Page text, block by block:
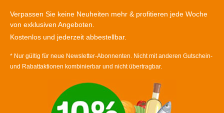
Verpassen Sie keine Neuheiten mehr & profitieren jede Woche
von exklusiven Angeboten.
Kostenlos und jederzeit abbestellbar.
* Nur gültig für neue Newsletter-Abonnenten. Nicht mit anderen Gutschein-
und Rabattaktionen kombinierbar und nicht übertragbar.